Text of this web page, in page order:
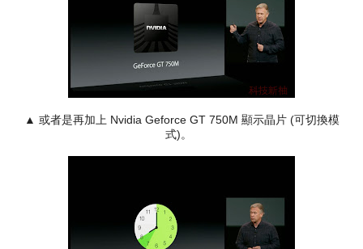
▲ 或者是再加上Nvidia Geforce GT 750M 顯示晶片 (可切換模
式)。